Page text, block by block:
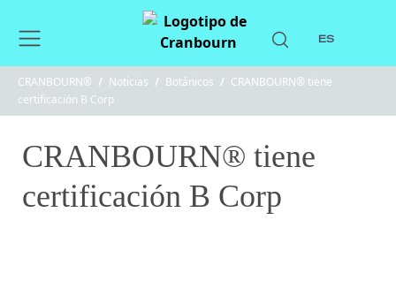
ES
CRANBOURN® / Noticias / Botánicos / CRANBOURN® tiene
certificación B Corp
CRANBOURN® tiene
certificación B Corp